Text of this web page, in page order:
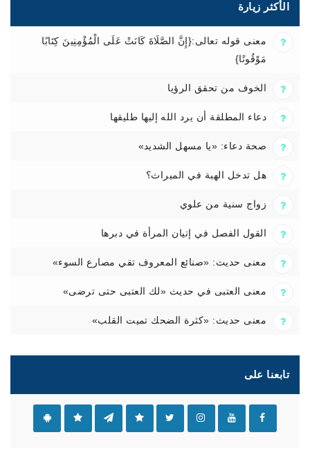
الأكثر زيارة
معنى قوله تعالى:{إِنَّ الصَّلَاةَ كَانَتْ عَلَى الْمُؤْمِنِينَ كِتَابًا
مَوْقُوتًا}
الخوف من تحقق الرؤيا
دعاء المطلقة أن يرد الله إليها طليقها
صحة دعاء: «يا مسهل الشديد»
هل تدخل الهبة في الميراث؟
زواج سنية من علوي
القول الفصل في إتيان المرأة في دبرها
معنى حديث: «صنائع المعروف تقي مصارع السوء»
معنى العتبى في حديث «لك العتبى حتى ترضى»
معنى حديث: «كثرة الضحك تميت القلب»
تابعنا على